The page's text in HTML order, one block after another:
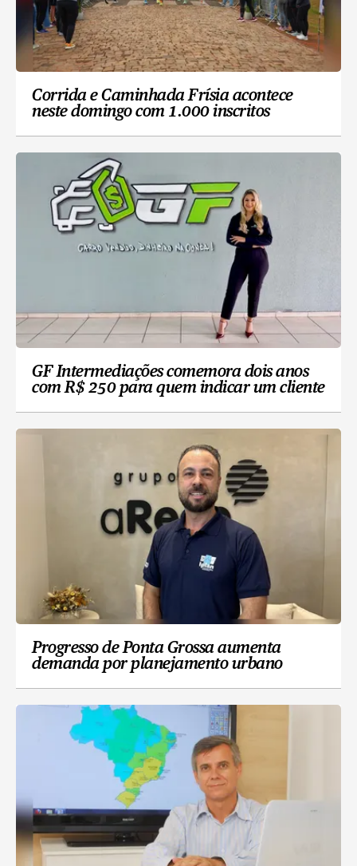
Corrida e Caminhada Frísia acontece
neste domingo com 1.000 inscritos
GF Intermediações comemora dois anos
com R$ 250 para quem indicar um cliente
Progresso de Ponta Grossa aumenta
demanda por planejamento urbano